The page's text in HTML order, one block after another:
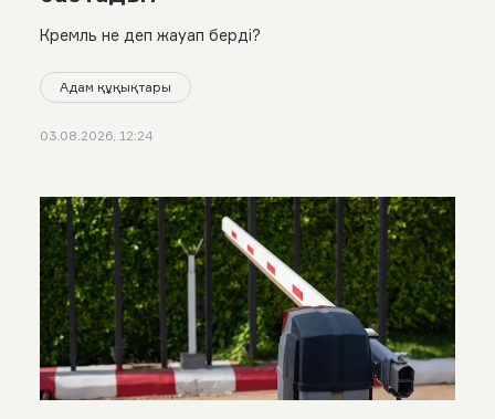
Кремль не деп жауап берді?
Адам құқықтары
03.08.2026, 12:24